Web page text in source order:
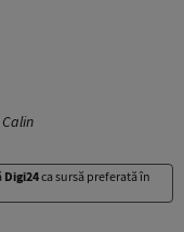
Digi24ca sursă preferată în